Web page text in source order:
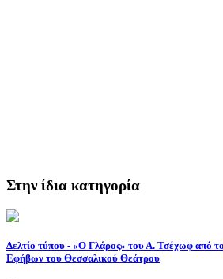
Στην ίδια κατηγορία
Δελτίο τύπου - «Ο Γλάρος» του Α. Τσέχωφ από
Εφήβων του Θεσσαλικού Θεάτρου